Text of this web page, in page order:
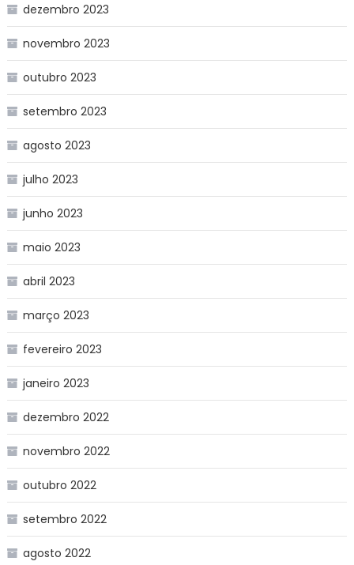
dezembro 2023
novembro 2023
outubro 2023
setembro 2023
agosto 2023
julho 2023
junho 2023
maio 2023
abril 2023
março 2023
fevereiro 2023
janeiro 2023
dezembro 2022
novembro 2022
outubro 2022
setembro 2022
agosto 2022